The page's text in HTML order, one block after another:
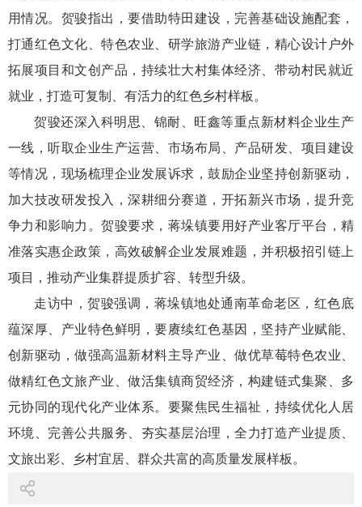
用情况。贺骏指出，要借助特田建设，完善基础设施配套，
打通红色文化、特色农业、研学旅游产业链，精心设计户外
拓展项目和文创产品，持续壮大村集体经济、带动村民就近
就业，打造可复制、有活力的红色乡村样板。
贺骏还深入科明思、锦耐、旺鑫等重点新材料企业生产
一线，听取企业生产运营、市场布局、产品研发、项目建设
等情况，现场梳理企业发展诉求，鼓励企业坚持创新驱动，
加大技改研发投入，深耕细分赛道，开拓新兴市场，提升竞
争力和影响力。贺骏要求，蒋垛镇要用好产业客厅平台，精
准落实惠企政策，高效破解企业发展难题，并积极招引链上
项目，推动产业集群提质扩容、转型升级。
走访中，贺骏强调，蒋垛镇地处通南革命老区，红色底
蕴深厚、产业特色鲜明，要赓续红色基因，坚持产业赋能、
创新驱动，做强高温新材料主导产业、做优草莓特色农业、
做精红色文旅产业、做活集镇商贸经济，构建链式集聚、多
元协同的现代化产业体系。要聚焦民生福祉，持续优化人居
环境、完善公共服务、夯实基层治理，全力打造产业提质、
文旅出彩、乡村宜居、群众共富的高质量发展样板。